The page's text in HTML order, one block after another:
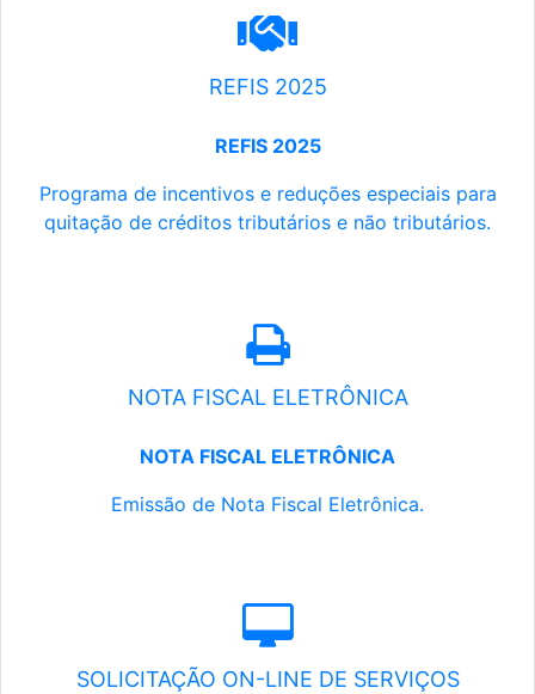
REFIS 2025
REFIS 2025
Programa de incentivos e reduções especiais para
quitação de créditos tributários e não tributários.
NOTA FISCAL ELETRÔNICA
NOTA FISCAL ELETRÔNICA
Emissão de Nota Fiscal Eletrônica.
SOLICITAÇÃO ON-LINE DE SERVIÇOS